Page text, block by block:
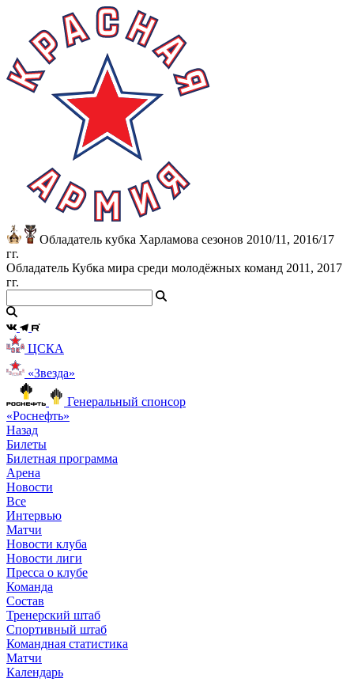
Обладатель кубка Харламова сезонов 2010/11, 2016/17
гг.
Обладатель Кубка мира среди молодёжных команд 2011, 2017
гг.
ЦСКА
«Звезда»
Генеральный спонсор
«Роснефть»
Назад
Билеты
Билетная программа
Арена
Новости
Все
Интервью
Матчи
Новости клуба
Новости лиги
Пресса о клубе
Команда
Состав
Тренерский штаб
Спортивный штаб
Командная статистика
Матчи
Календарь